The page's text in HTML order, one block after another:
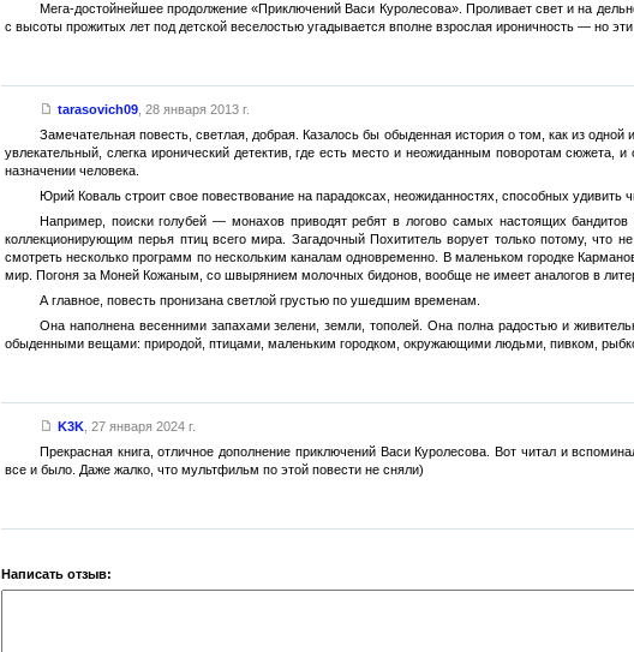
Мега-достойнейшее продолжение «Приключений Васи Куролесова». Проливает свет и на
с высоты прожитых лет под детской веселостью угадывается вполне взрослая ироничность — но
tarasovich09, 28 января 2013 г.
Замечательная повесть, светлая, добрая. Казалось бы обыденная история о том, как из
увлекательный, слегка иронический детектив, где есть место и неожиданным поворотам
назначении человека.
Юрий Коваль строит свое повествование на парадоксах, неожиданностях, способных удивить
Например, поиски голубей — монахов приводят ребят в логово самых настоящих
коллекционирующим перья птиц всего мира. Загадочный Похититель ворует только потому, что
смотреть несколько программ по нескольким каналам одновременно. В маленьком городке
мир. Погоня за Моней Кожаным, со швырянием молочных бидонов, вообще не имеет аналогов в
А главное, повесть пронизана светлой грустью по ушедшим временам.
Она наполнена весенними запахами зелени, земли, тополей. Она полна радостью и
обыденными вещами: природой, птицами, маленьким городком, окружающими людьми, пивком,
K3K, 27 января 2024 г.
Прекрасная книга, отличное дополнение приключений Васи Куролесова. Вот читал и
все и было. Даже жалко, что мультфильм по этой повести не сняли)
Написать отзыв: